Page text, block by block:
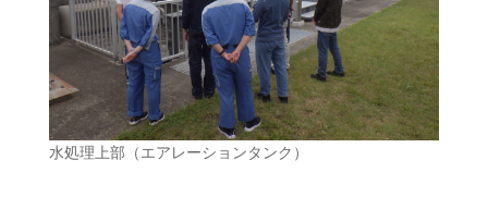
水処理上部（エアレーションタンク）